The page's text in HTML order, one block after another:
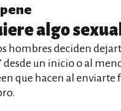
algo
hombres deciden
desde un inicio o al
que hacen al enviarte